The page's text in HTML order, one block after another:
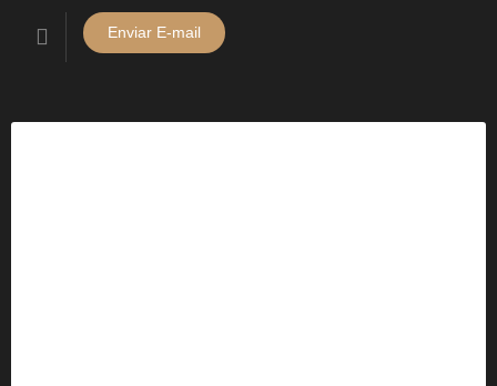
Enviar E-mail